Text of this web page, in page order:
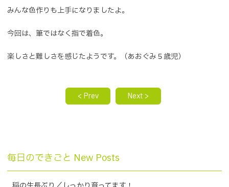
みんな色作りも上手になりましたよ。
今回は、筆ではなく指で着色。
楽しさと難しさを感じたようです。（あおぐみ５歳児）
< Prev Next >
毎日のできごと New Posts